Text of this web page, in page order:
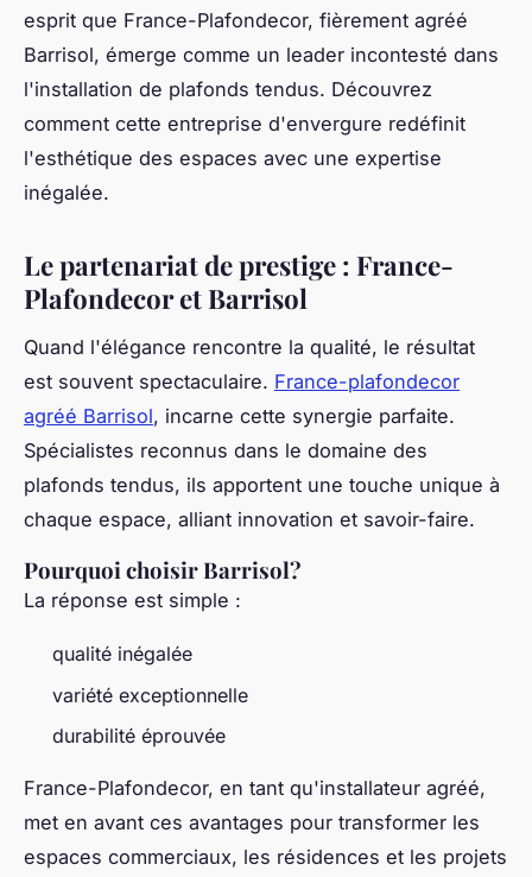
esprit que France-Plafondecor, fièrement agréé
Barrisol, émerge comme un leader incontesté dans
l'installation de plafonds tendus. Découvrez
comment cette entreprise d'envergure redéfinit
l'esthétique des espaces avec une expertise
inégalée.
Le partenariat de prestige : France-
Plafondecor et Barrisol
Quand l'élégance rencontre la qualité, le résultat
est souvent spectaculaire. France-plafondecor
agréé Barrisol, incarne cette synergie parfaite.
Spécialistes reconnus dans le domaine des
plafonds tendus, ils apportent une touche unique à
chaque espace, alliant innovation et savoir-faire.
Pourquoi choisir Barrisol?
La réponse est simple :
qualité inégalée
variété exceptionnelle
durabilité éprouvée
France-Plafondecor, en tant qu'installateur agréé,
met en avant ces avantages pour transformer les
espaces commerciaux, les résidences et les projets